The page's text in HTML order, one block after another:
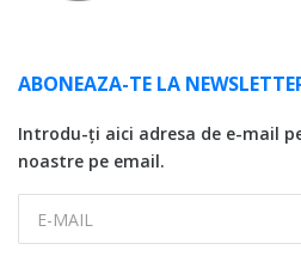
ABONEAZA-TE LA
Introdu-ți aici adresa de e-mail
noastre pe email.